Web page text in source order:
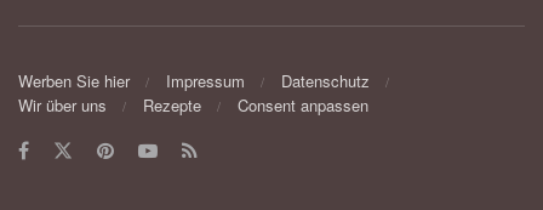
Werben Sie hier Impressum
Datenschutz
Wir über uns
Rezepte Consent anpassen